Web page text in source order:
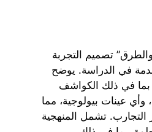
تصميم التجربة
في الدراسة. يوضح
بما في ذلك الكواشف
وأي عينات بيولوجية، مما
التجارب. تشمل المنهجية